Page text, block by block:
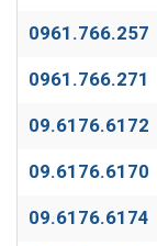
0961.766.257
0961.766.271
09.6176.6172
09.6176.6170
09.6176.6174